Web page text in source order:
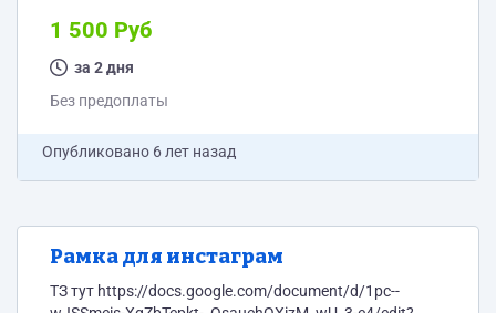
1 500 Руб
за 2 дня
Без предоплаты
Опубликовано 6 лет назад
Рамка для инстаграм
ТЗ тут https://docs.google.com/document/d/1pc--